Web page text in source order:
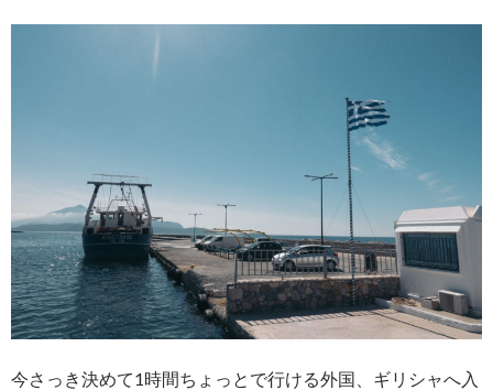
今さっき決めて1時間ちょっとで行ける外国、ギリシャへ入